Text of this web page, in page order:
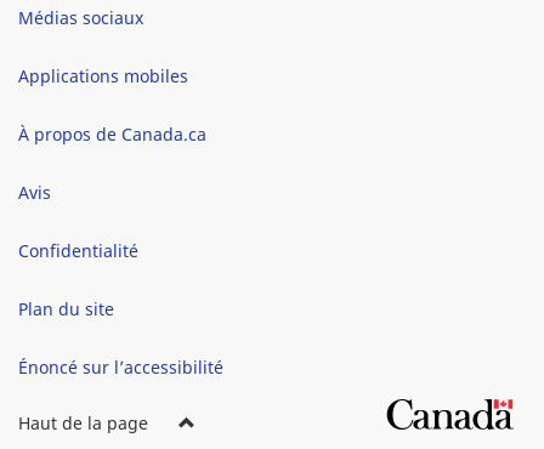
Brand
Médias sociaux
Applications mobiles
À propos de Canada.ca
Avis
Confidentialité
Plan du site
Énoncé sur l’accessibilité
Haut de la page